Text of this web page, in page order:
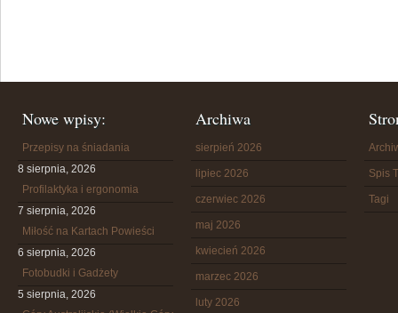
Nowe wpisy:
Przepisy na śniadania
8 sierpnia, 2026
Profilaktyka i ergonomia
7 sierpnia, 2026
Miłość na Kartach Powieści
6 sierpnia, 2026
Fotobudki i Gadżety
5 sierpnia, 2026
Archiwa
sierpień 2026
lipiec 2026
czerwiec 2026
maj 2026
kwiecień 2026
marzec 2026
luty 2026
Spis
Tagi